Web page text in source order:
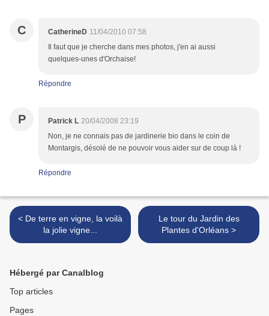
C CatherineD 11/04/2010 07:58
Il faut que je cherche dans mes photos, j'en ai aussi
quelques-unes d'Orchaise!
Répondre
P Patrick L 20/04/2008 23:19
Non, je ne connais pas de jardinerie bio dans le coin de
Montargis, désolé de ne pouvoir vous aider sur de coup là !
Répondre
< De terre en vigne, la voilà
la jolie vigne...
Le tour du Jardin des
Plantes d'Orléans >
Hébergé par Canalblog
Top articles
Pages